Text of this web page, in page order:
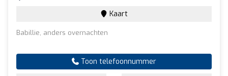
Kaart
Babillie, anders overnachten
Toon telefoonnummer